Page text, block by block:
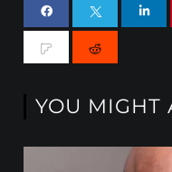
YOU MIGHT